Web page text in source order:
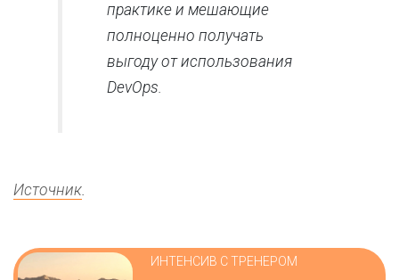
практике и мешающие
полноценно получать
выгоду от использования
DevOps.
Источник.
ИНТЕНСИВ С ТРЕНЕРОМ